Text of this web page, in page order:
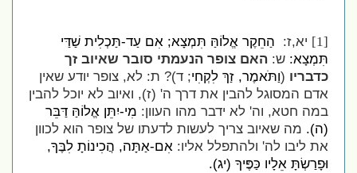
[1]יא,ז: הַחֵקֶר אֱלוֹהַּ תִּמְצָא; אִם עַד-תַּכְלִית שַׁדַּי
תִּמְצָא:ש:האם צופר הנעמתי סובר שאיוב זך
כדבריו(וַתֹּאמֶר, זַךְ לִקְחִי; ד)? ת: לא, צופר יודע שאין
אדם המסוגל להבין את דרך ה' (ז), ואיוב לא יוכל להבין
במה חטא, וה' לא ידבר מהו העוון:מִי-יִתֵּן אֱלוֹהַּ דַּבֵּר
(ה).מה שאיוב צריך לעשות לדעתו של צופר הוא לכוון
את ליבו לה' ולהתפלל אליו:אִם-אַתָּה, הֲכִינוֹתָ לִבֶּךָ,
וּפָרַשְׂתָּ אֵלָיו כַּפֶּיךָ (יג).